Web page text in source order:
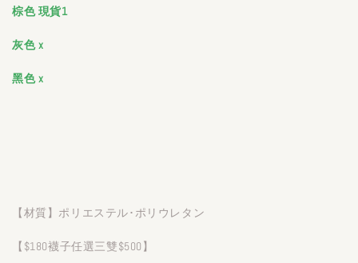
棕色現貨1
灰色x
黑色 x
【材質】ポリエステル･ポリウレタン
【$180襪子任選三雙$500】